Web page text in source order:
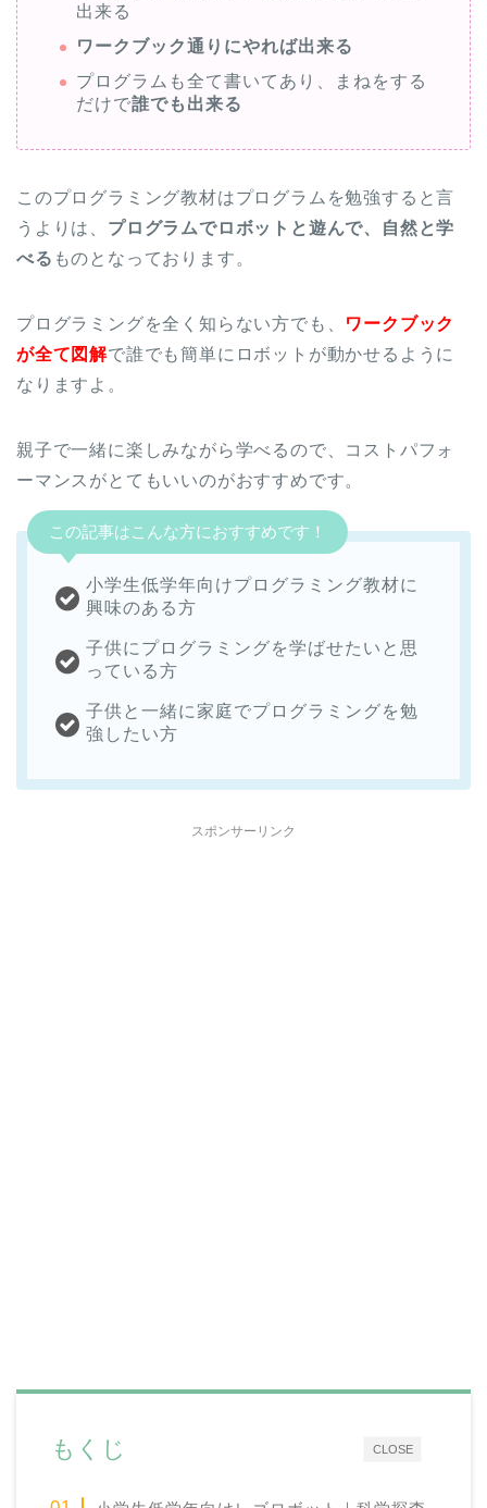
出来る
ワークブック通りにやれば出来る
プログラムも全て書いてあり、まねをする
だけで誰でも出来る
このプログラミング教材はプログラムを勉強すると言
うよりは、 プログラムでロボットと遊んで、自然と学
べる ものとなっております。
プログラミングを全く知らない方でも、 ワークブック
が全て図解で誰でも簡単にロボットが動かせるように
なりますよ。
親子で一緒に楽しみながら学べるので、コストパフォ
ーマンスがとてもいいのがおすすめです。
この記事はこんな方におすすめです！
小学生低学年向けプログラミング教材に
興味のある方
子供にプログラミングを学ばせたいと思
っている方
子供と一緒に家庭でプログラミングを勉
強したい方
スポンサーリンク
CLOSE
もくじ